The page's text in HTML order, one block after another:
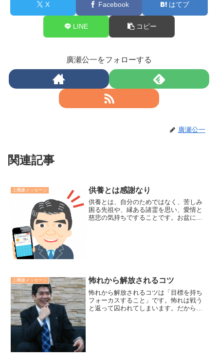
X Facebook はてブ
LINE コピー
廣瀬公一をフォローする
廣瀬公一
関連記事
上機嫌メッセージ 供養とは感謝なり
供養とは、自分のためではなく、苦しみ
困る先祖や、縁ある諸霊を思い、愛情と
慈悲の気持ちですることです。お盆にな
上機嫌メッセージ 怖れから解放されるコツ
怖れから解放されるコツは「目標を持ち
フォーカスすること」です。怖れは戦う
と返って囚われてしまいます。だから、